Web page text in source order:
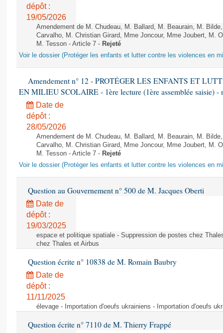
dépôt :
19/05/2026
Amendement de M. Chudeau, M. Ballard, M. Beaurain, M.
Carvalho, M. Christian Girard, Mme Joncour, Mme Joubert, M.
M. Tesson - Article 7 - Rejeté
Voir le dossier (Protéger les enfants et lutter contre les violences en
Amendement n° 12 - PROTÉGER LES ENFANTS ET
EN MILIEU SCOLAIRE - 1ère lecture (1ère assemblée saisie) -
Date de
dépôt :
28/05/2026
Amendement de M. Chudeau, M. Ballard, M. Beaurain, M.
Carvalho, M. Christian Girard, Mme Joncour, Mme Joubert, M.
M. Tesson - Article 7 - Rejeté
Voir le dossier (Protéger les enfants et lutter contre les violences en
Question au Gouvernement n° 500 de M. Jacques Oberti
Date de
dépôt :
19/03/2025
espace et politique spatiale - Suppression de postes chez
chez Thales et Airbus
Question écrite n° 10838 de M. Romain Baubry
Date de
dépôt :
11/11/2025
élevage - Importation d'oeufs ukrainiens - Importation d'oeufs
Question écrite n° 7110 de M. Thierry Frappé